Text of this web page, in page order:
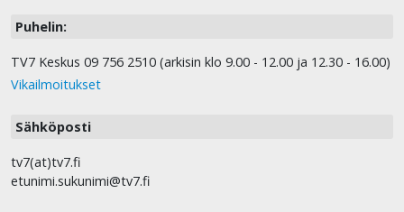
Puhelin:
TV7 Keskus 09 756 2510 (arkisin klo 9.00 - 12.00 ja 12.30 - 16.00)
Vikailmoitukset
Sähköposti
tv7(at)tv7.fi
etunimi.sukunimi@tv7.fi